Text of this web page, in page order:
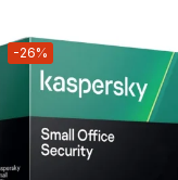
-26%